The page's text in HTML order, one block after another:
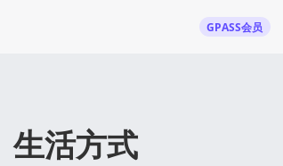
GPASS会员
生活方式